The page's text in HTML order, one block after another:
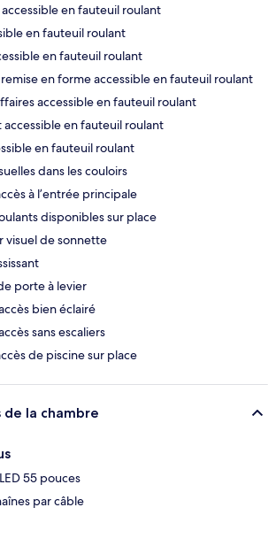
en fauteuil roulant
en fauteuil roulant
en fauteuil roulant
en forme accessible en fauteuil roulant
accessible en fauteuil roulant
accessible en fauteuil roulant
en fauteuil roulant
dans les couloirs
à l’entrée principale
disponibles sur place
visuel de sonnette
porte à levier
bien éclairé
sans escaliers
de piscine sur place
de la chambre
55 pouces
par câble